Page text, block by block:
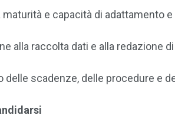
maturità e capacità di adattamento e
alla raccolta dati e alla redazione
delle scadenze, delle procedure e